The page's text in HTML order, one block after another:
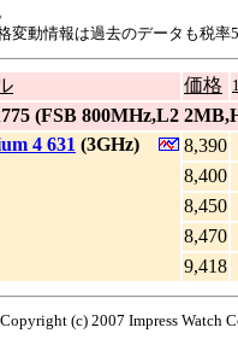
変動情報は過去のデータも税
価格
(FSB 800MHz,L2
4 631 (3GHz) 8,390
8,400
8,450
8,470
9,418
Copyright (c) 2007 Impress Watch